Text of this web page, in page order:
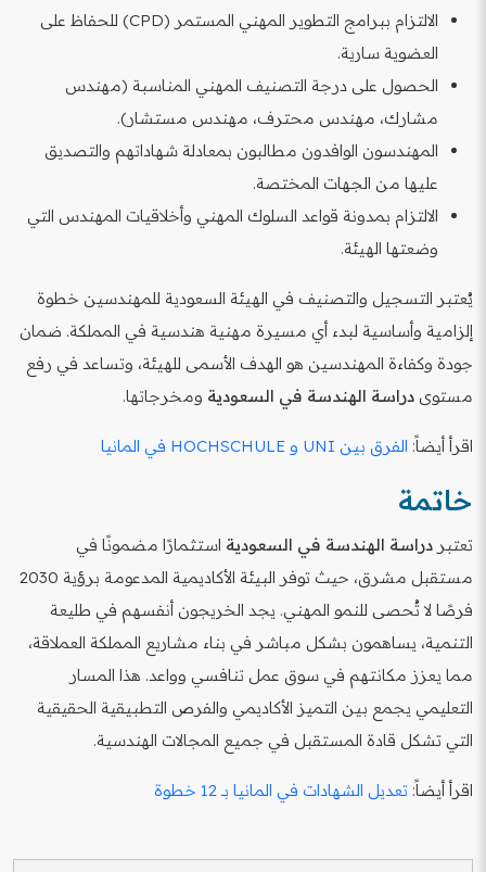
الالتزام ببرامج التطوير المهني المستمر (CPD) للحفاظ على
العضوية سارية.
الحصول على درجة التصنيف المهني المناسبة (مهندس
مشارك، مهندس محترف، مهندس مستشار).
المهندسون الوافدون مطالبون بمعادلة شهاداتهم والتصديق
عليها من الجهات المختصة.
الالتزام بمدونة قواعد السلوك المهني وأخلاقيات المهندس التي
وضعتها الهيئة.
يُعتبر التسجيل والتصنيف في الهيئة السعودية للمهندسين خطوة
إلزامية وأساسية لبدء أي مسيرة مهنية هندسية في المملكة. ضمان
جودة وكفاءة المهندسين هو الهدف الأسمى للهيئة، وتساعد في رفع
مستوى دراسة الهندسة في السعودية ومخرجاتها.
اقرأ أيضاً: الفرق بين UNI و HOCHSCHULE في المانيا
خاتمة
تعتبر دراسة الهندسة في السعودية استثمارًا مضمونًا في
مستقبل مشرق، حيث توفر البيئة الأكاديمية المدعومة برؤية 2030
فرصًا لا تُحصى للنمو المهني. يجد الخريجون أنفسهم في طليعة
التنمية، يساهمون بشكل مباشر في بناء مشاريع المملكة العملاقة،
مما يعزز مكانتهم في سوق عمل تنافسي وواعد. هذا المسار
التعليمي يجمع بين التميز الأكاديمي والفرص التطبيقية الحقيقية
التي تشكل قادة المستقبل في جميع المجالات الهندسية.
اقرأ أيضاً: تعديل الشهادات في المانيا بـ 12 خطوة